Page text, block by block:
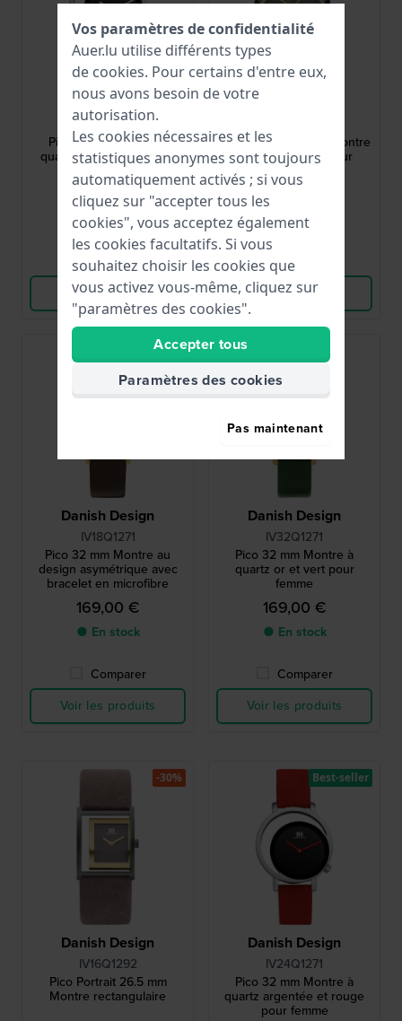
Danish Design
IV13Q1271
Pico 32 mm Montre à
quartz argentée et noire
pour femme
149,00 €
● En stock
Comparer
Voir les produits
Danish Design
Pico Square 34 mm Montre
à quartz design pour
femme
179,00 €
● En stock
Comparer
Voir les produits
Danish Design
IV18Q1271
Pico 32 mm Montre au
design asymétrique avec
bracelet en microfibre
169,00 €
● En stock
Comparer
Voir les produits
Best-seller
Danish Design
IV32Q1271
Pico 32 mm Montre à
quartz or et vert pour
femme
169,00 €
● En stock
Comparer
Voir les produits
Danish Design
IV16Q1292
Pico Portrait 26.5 mm
Montre rectangulaire
-30%
Danish Design
IV24Q1271
Pico 32 mm Montre à
quartz argentée et rouge
pour femme
Best-seller
Vos paramètres de confidentialité
Auer.lu utilise différents types
de cookies. Pour certains d'entre eux,
nous avons besoin de votre
autorisation.
Les cookies nécessaires et les
statistiques anonymes sont toujours
automatiquement activés ; si vous
cliquez sur "accepter tous les
cookies", vous acceptez également
les cookies facultatifs. Si vous
souhaitez choisir les cookies que
vous activez vous-même, cliquez sur
"paramètres des cookies".
Accepter tous
Paramètres des cookies
Pas maintenant